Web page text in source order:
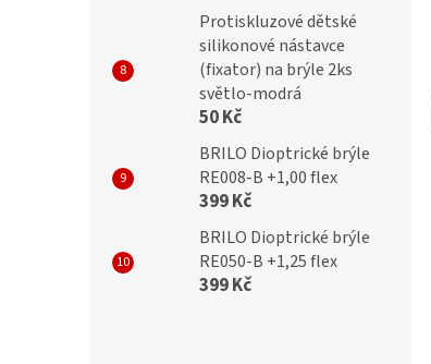
Protiskluzové dětské
silikonové nástavce
(fixator) na brýle 2ks
světlo-modrá
50 Kč
BRILO Dioptrické brýle
RE008-B +1,00 flex
399 Kč
BRILO Dioptrické brýle
RE050-B +1,25 flex
399 Kč